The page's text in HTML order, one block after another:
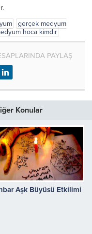
gerçek medyum
hoca kimdir
PAYLAŞ
Konular
Aşk Büyüsü Etkilimi